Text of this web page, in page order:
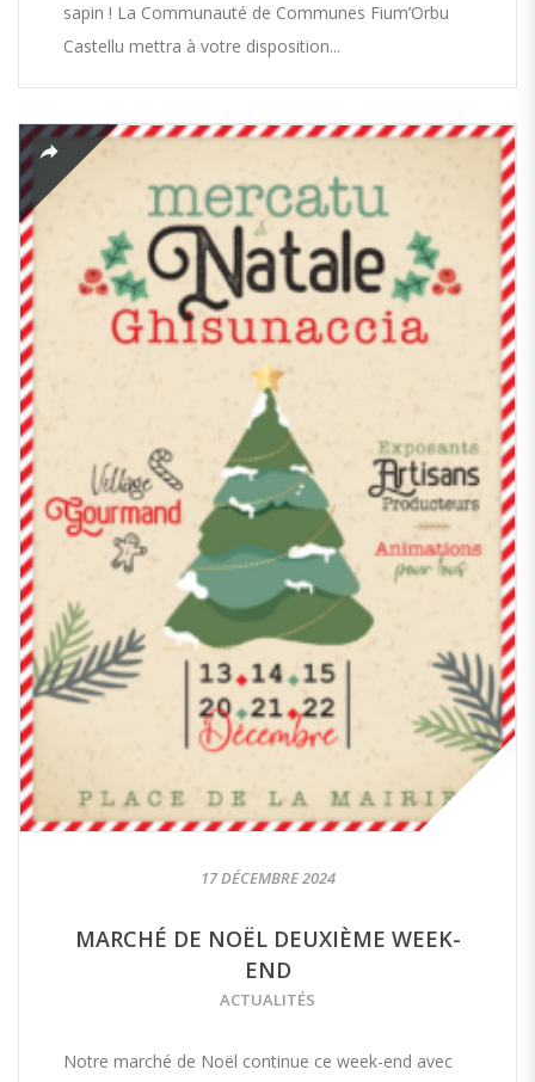
sapin ! La Communauté de Communes Fium’Orbu
Castellu mettra à votre disposition...
17 DÉCEMBRE 2024
MARCHÉ DE NOËL DEUXIÈME WEEK-
END
ACTUALITÉS
Notre marché de Noël continue ce week-end avec